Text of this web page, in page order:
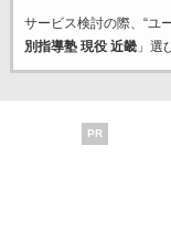
サービス検討の際、“ユ
別指導塾 現役 近畿」選
PR